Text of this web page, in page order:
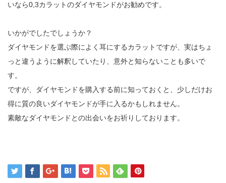
いなら0,3カラットのダイヤモンドがお勧めです。
いかがでしたでしょうか？
ダイヤモンドを選ぶ際によく耳にするカラットですが、実はちょ
っと違うように解釈していたり、意外と知らないことも多いで
す。
ですが、ダイヤモンドを購入する前に知っておくと、少しだけお
得に質の良いダイヤモンドが手に入るかもしれません。
素敵なダイヤモンドとの出会いをお祈りしております。